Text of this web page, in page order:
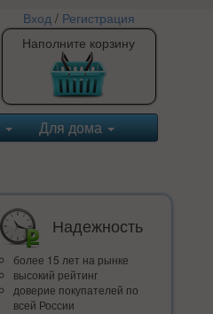
Вход/ Регистрация
Наполните корзину
Для дома
Надежность
более 15 лет на рынке
высокий рейтинг
доверие покупателей по
всей России